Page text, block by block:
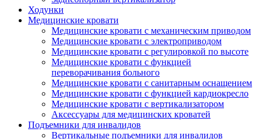
Ходунки
Медицинские кровати
Медицинские кровати с механическим приводом
Медицинские кровати с электроприводом
Медицинские кровати с регулировкой по высоте
Медицинские кровати с функцией
переворачивания больного
Медицинские кровати с санитарным оснащением
Медицинские кровати с функцией кардиокресло
Медицинские кровати с вертикализатором
Аксессуары для медицинских кроватей
Подъемники для инвалидов
Вертикальные подъемники для инвалидов